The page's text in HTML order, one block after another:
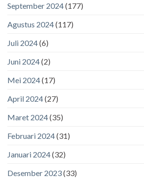
September 2024(177)
Agustus 2024(117)
Juli 2024(6)
Juni 2024(2)
Mei 2024(17)
April 2024(27)
Maret 2024(35)
Februari 2024(31)
Januari 2024(32)
Desember 2023(33)